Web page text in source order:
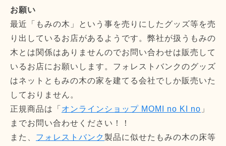
お願い
最近「もみの木」という事を売りにしたグッズ等を売
り出しているお店があるようです。弊社が扱うもみの
木とは関係はありませんのでお問い合わせは販売して
いるお店にお願いします。フォレストバンクのグッズ
はネットともみの木の家を建てる会社でしか販売いた
しておりません。
正規商品は「 オンラインショップ MOMI no KI no 」
までお問い合わせください！！
また、 フォレストバンク製品に似せたもみの木の床等